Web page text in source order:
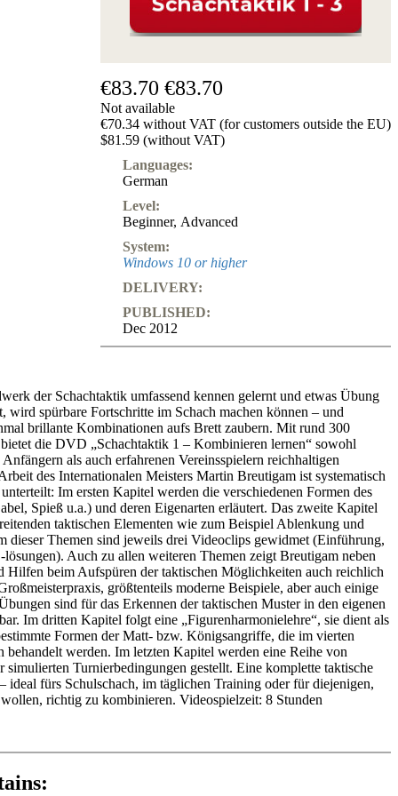
€83.70 €83.70
Not available
€70.34 without VAT (for customers outside the EU)
$81.59 (without VAT)
Languages:
German
Level:
Beginner, Advanced
System:
Windows 10 or higher
DELIVERY:
PUBLISHED:
Dec 2012
der Schachtaktik umfassend kennen gelernt und etwas Übung
wird spürbare Fortschritte im Schach machen können – und
brillante Kombinationen aufs Brett zaubern. Mit rund 300
die DVD „Schachtaktik 1 – Kombinieren lernen“ sowohl
als auch erfahrenen Vereinsspielern reichhaltigen
des Internationalen Meisters Martin Breutigam ist systematisch
Im ersten Kapitel werden die verschiedenen Formen des
Spieß u.a.) und deren Eigenarten erläutert. Das zweite Kapitel
taktischen Elementen wie zum Beispiel Ablenkung und
dieser Themen sind jeweils drei Videoclips gewidmet (Einführung,
lösungen). Auch zu allen weiteren Themen zeigt Breutigam neben
Hilfen beim Aufspüren der taktischen Möglichkeiten auch reichlich
größtenteils moderne Beispiele, aber auch einige
sind für das Erkennen der taktischen Muster in den eigenen
Im dritten Kapitel folgt eine „Figurenharmonielehre“, sie dient als
Formen der Matt- bzw. Königsangriffe, die im vierten
behandelt werden. Im letzten Kapitel werden eine Reihe von
simulierten Turnierbedingungen gestellt. Eine komplette taktische
ideal fürs Schulschach, im täglichen Training oder für diejenigen,
richtig zu kombinieren. Videospielzeit: 8 Stunden
Partien die taktischen Tricks? Wie soll ich angreifen? Und
Antworten auf die am Brett oft schwierigen Fragen findet man bei